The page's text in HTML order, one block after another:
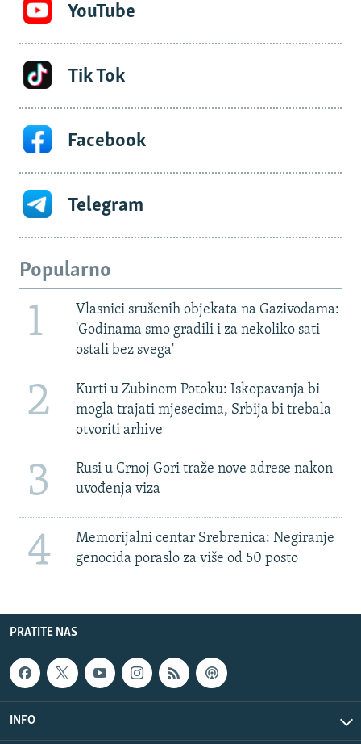
YouTube
Tik Tok
Facebook
Telegram
Popularno
1
Vlasnici srušenih objekata na Gazivodama:
'Godinama smo gradili i za nekoliko sati
ostali bez svega'
2
Kurti u Zubinom Potoku: Iskopavanja bi
mogla trajati mjesecima, Srbija bi trebala
otvoriti arhive
3
Rusi u Crnoj Gori traže nove adrese nakon
uvođenja viza
4
Memorijalni centar Srebrenica: Negiranje
genocida poraslo za više od 50 posto
PRATITE NAS
INFO